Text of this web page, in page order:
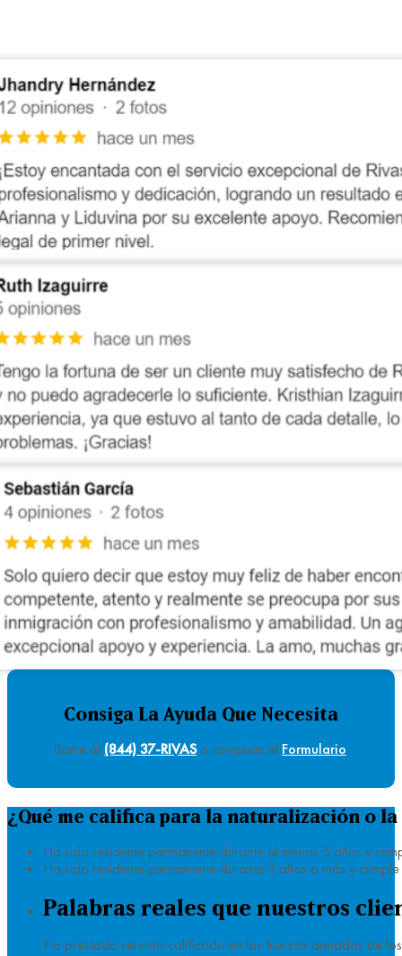
Consiga La Ayuda Que Necesita
Llame al (844) 37-RIVASo complete el Formulario.
¿Qué me califica para la naturalización o
Ha sido residente permanente durante al menos 5 años y
Ha sido residente permanente durante 3 años o más y
Palabras reales que nuestros
Ha prestado servicio calificado en las fuerzas armadas de